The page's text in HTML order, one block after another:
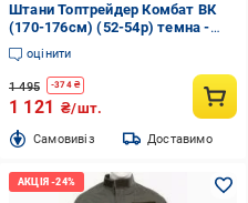
Штани Топтрейдер Комбат ВК
(170-176см) (52-54р) темна -
олива р.L
оцінити
1 495 -374₴
1 121 ₴/шт.
Cамовивіз Доставимо